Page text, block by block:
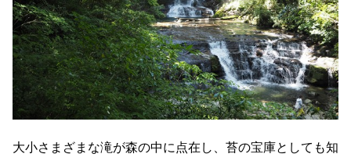
大小さまざまな滝が森の中に点在し、苔の宝庫としても知